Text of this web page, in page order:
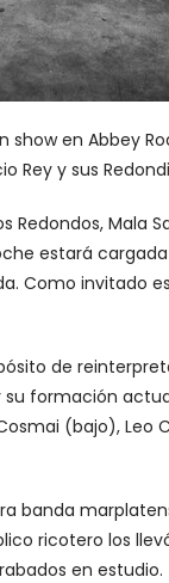
en Abbey
Rey y sus
Mala
estará
Como invitado
de
formación
(bajo), Leo
banda
ricotero los
en estudio.